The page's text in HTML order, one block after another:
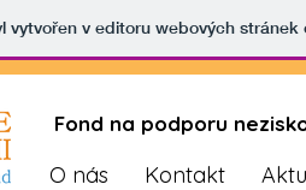
vytvořen v editoru webových
O nás Kontakt
Fond na podporu